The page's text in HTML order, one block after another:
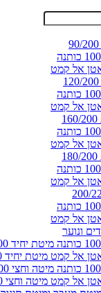
אל קמט
אל קמט
אל קמט
אל קמט
אל קמט
ונוער
אל קמט מיטת יחיד 90/200
אל קמט מיטה וחצי 120/200